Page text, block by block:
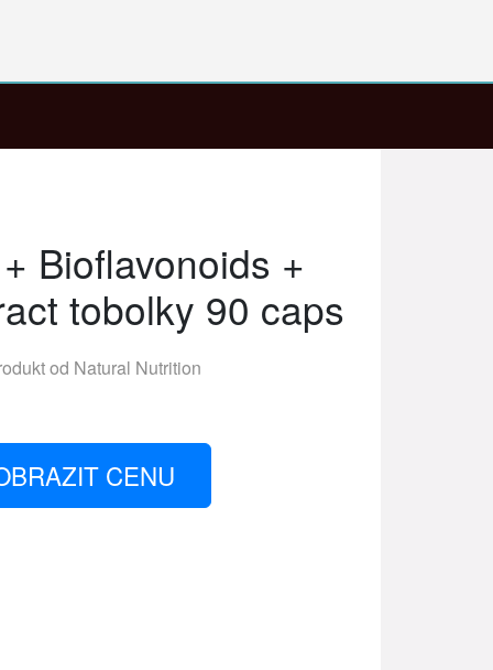
Bioflavonoids +
tobolky 90 caps
od Natural Nutrition
CENU